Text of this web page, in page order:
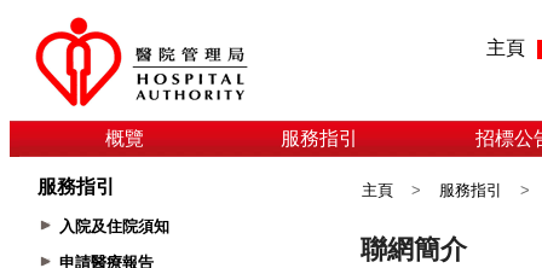
主頁
概覽 服務指引 招標公
服務指引
入院及住院須知
申請醫療報告
主頁 > 服務指引 >